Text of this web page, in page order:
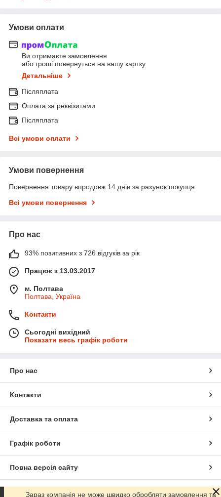
Умови оплати
Ви отримаєте замовлення
або гроші повернуться на вашу картку
Детальніше
Післяплата
Оплата за реквізитами
Післяплата
Всі умови оплати
Умови повернення
Повернення товару впродовж 14 днів за рахунок покупця
Всі умови повернення
Про нас
93% позитивних з 726 відгуків за рік
Працює з 13.03.2017
м. Полтава
Полтава, Україна
Контакти
Сьогодні вихідний
Показати весь графік роботи
Про нас
Контакти
Доставка та оплата
Графік роботи
Повна версія сайту
Сайт створено на маркетплейсіProm.ua
Зараз компанія не може швидко обробляти замовлення та